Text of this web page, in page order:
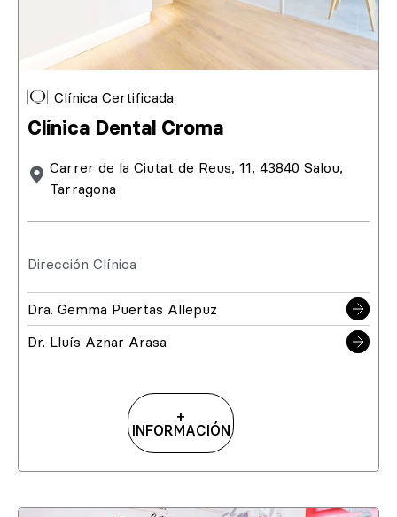
Clínica Certificada
Clínica Dental Croma
Carrer de la Ciutat de Reus, 11, 43840 Salou,
Tarragona
Dirección Clínica
Dra. Gemma Puertas Allepuz
Dr. Lluís Aznar Arasa
+
INFORMACIÓN